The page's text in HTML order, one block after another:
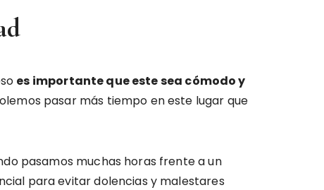
es importante que este sea cómodo y
pasar más tiempo en este lugar que
pasamos muchas horas frente a un
para evitar dolencias y malestares